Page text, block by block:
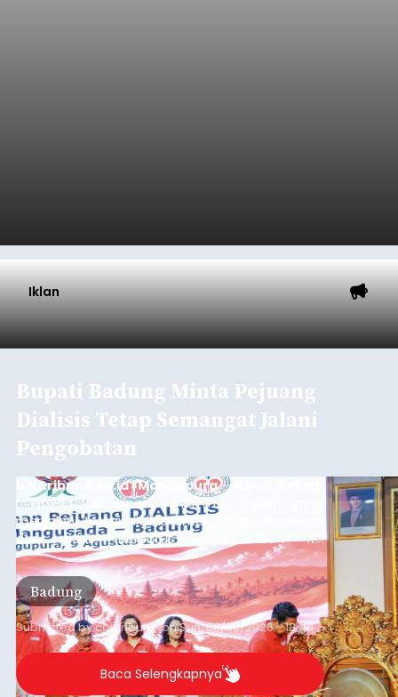
Iklan
Bupati Badung Minta Pejuang
Dialisis Tetap Semangat Jalani
Pengobatan
balitribune.co.id | Mangupura- Bupati Badung
I Wayan Adi Arnawa meminta pasien yang
menjalani terapi dialisis untuk tetap semangat
dan tidak berputus asa. Pesan itu
disampaikannya saat menghadiri Sarasehan
Pejuang Dialisis yang digelar RSD Mangusada di
Ruang Kertha Gosana, Puspem Badung, Minggu
(9/8/2026).
Badung
Submitted bycontributoronSun, 08/09/2026 - 18:44
Baca Selengkapnya